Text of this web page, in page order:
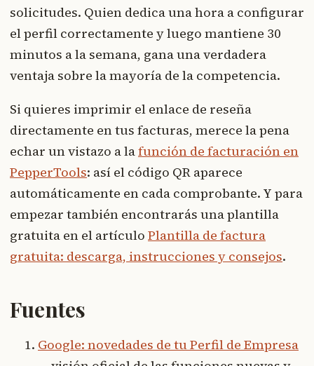
solicitudes. Quien dedica una hora a configurar
el perfil correctamente y luego mantiene 30
minutos a la semana, gana una verdadera
ventaja sobre la mayoría de la competencia.
Si quieres imprimir el enlace de reseña
directamente en tus facturas, merece la pena
echar un vistazo a lafunción de facturación en
PepperTools: así el código QR aparece
automáticamente en cada comprobante. Y para
empezar también encontrarás una plantilla
gratuita en el artículo Plantilla de factura
gratuita: descarga, instrucciones y consejos.
Fuentes
Google: novedades de tu Perfil de Empresa